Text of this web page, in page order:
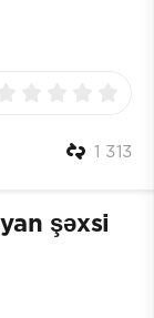
1 313
şəxsi